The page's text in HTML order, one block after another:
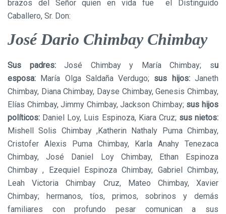
brazos del Señor quien en vida fue el Distinguido
Caballero, Sr. Don:
José Dario Chimbay Chimbay
Sus padres:José Chimbay y María Chimbay; su
esposa: María Olga Saldaña Verdugo; sus hijos:Janeth
Chimbay, Diana Chimbay, Dayse Chimbay, Genesis Chimbay,
Elías Chimbay, Jimmy Chimbay, Jackson Chimbay; sus hijos
políticos: Daniel Loy, Luis Espinoza, Kiara Cruz; sus nietos:
Mishell Solis Chimbay ,Katherin Nathaly Puma Chimbay,
Cristofer Alexis Puma Chimbay, Karla Anahy Tenezaca
Chimbay, José Daniel Loy Chimbay, Ethan Espinoza
Chimbay , Ezequiel Espinoza Chimbay, Gabriel Chimbay,
Leah Victoria Chimbay Cruz, Mateo Chimbay, Xavier
Chimbay; hermanos, tíos, primos, sobrinos y demás
familiares con profundo pesar comunican a sus